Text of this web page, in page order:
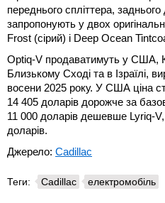
переднього спліттера,
запропонують у двох
Frost (сірий) і Deep Ocean
Optiq-V продаватимуть у США,
Близькому Сході та в Ізраїлі,
восени 2025 року. У США ціна
14 405 доларів дорожче за
11 000 доларів дешевше Lyriq-
доларів.
Джерело: Cadillac
Теги: Cadillac електромобіль